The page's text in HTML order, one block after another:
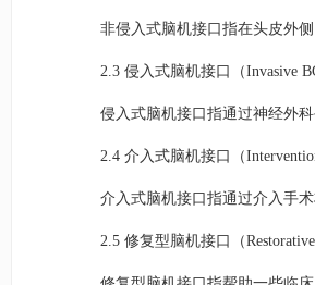
非侵入式脑机接口指在头皮外
2.3 侵入式脑机接口（Invasive
侵入式脑机接口指通过神经外
2.4 介入式脑机接口（
介入式脑机接口指通过介入手
2.5 修复型脑机接口（Restorative